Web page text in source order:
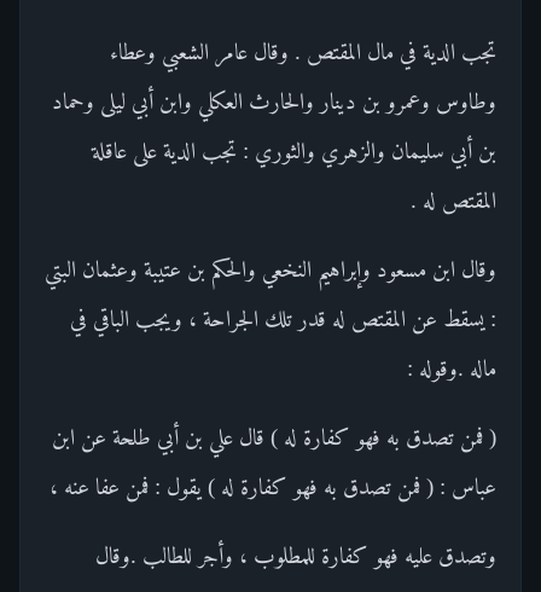
تجب الدية في مال المقتص . وقال عامر الشعبي وعطاء
وطاوس وعمرو بن دينار والحارث العكلي وابن أبي ليلى وحماد
بن أبي سليمان والزهري والثوري : تجب الدية على عاقلة
المقتص له .
وقال ابن مسعود وإبراهيم النخعي والحكم بن عتيبة وعثمان البتي
: يسقط عن المقتص له قدر تلك الجراحة ، ويجب الباقي في
ماله .وقوله :
( فمن تصدق به فهو كفارة له ) قال علي بن أبي طلحة عن ابن
عباس : ( فمن تصدق به فهو كفارة له ) يقول : فمن عفا عنه ،
وتصدق عليه فهو كفارة للمطلوب ، وأجر للطالب .وقال